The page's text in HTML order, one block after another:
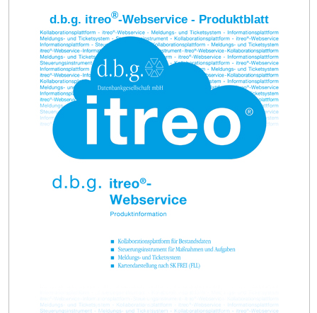
d.b.g. itreo®-Webservice - Produktblatt